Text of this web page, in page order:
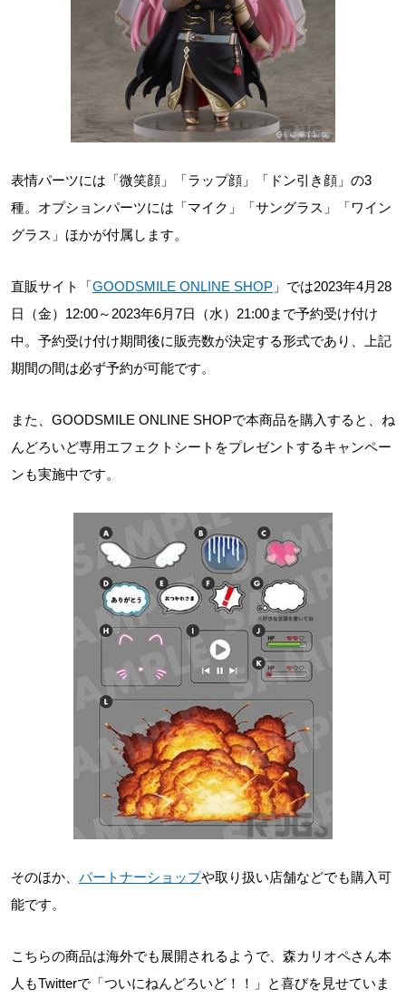
表情パーツには「微笑顔」「ラップ顔」「ドン引き顔」の3
種。オプションパーツには「マイク」「サングラス」「ワイン
グラス」ほかが付属します。
直販サイト「GOODSMILE ONLINE SHOP 」では2023年4月28
日（金）12:00～2023年6月7日（水）21:00まで予約受け付け
中。予約受け付け期間後に販売数が決定する形式であり、上記
期間の間は必ず予約が可能です。
また、GOODSMILE ONLINE SHOPで本商品を購入すると、ね
んどろいど専用エフェクトシートをプレゼントするキャンペー
ンも実施中です。
そのほか、 パートナーショップや取り扱い店舗などでも購入可
能です。
こちらの商品は海外でも展開されるようで、森カリオペさん本
人もTwitterで「ついにねんどろいど！！」と喜びを見せていま